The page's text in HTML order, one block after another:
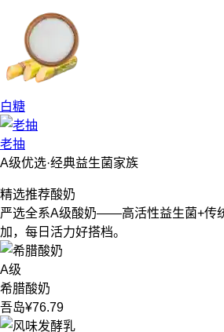
白糖
老抽
A级优选·经典益生菌家族
精选推荐酸奶
严选全系A级酸奶——高活性益生菌+传
加，每日活力好搭档。
A级
希腊酸奶
吾岛¥76.79